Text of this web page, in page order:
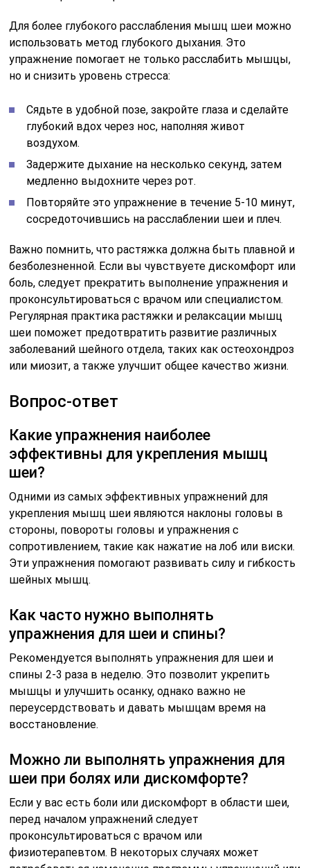
Для более глубокого расслабления мышц шеи можно
использовать метод глубокого дыхания. Это
упражнение помогает не только расслабить мышцы,
но и снизить уровень стресса:
Сядьте в удобной позе, закройте глаза и сделайте
глубокий вдох через нос, наполняя живот
воздухом.
Задержите дыхание на несколько секунд, затем
медленно выдохните через рот.
Повторяйте это упражнение в течение 5-10 минут,
сосредоточившись на расслаблении шеи и плеч.
Важно помнить, что растяжка должна быть плавной и
безболезненной. Если вы чувствуете дискомфорт или
боль, следует прекратить выполнение упражнения и
проконсультироваться с врачом или специалистом.
Регулярная практика растяжки и релаксации мышц
шеи поможет предотвратить развитие различных
заболеваний шейного отдела, таких как остеохондроз
или миозит, а также улучшит общее качество жизни.
Вопрос-ответ
Какие упражнения наиболее
эффективны для укрепления мышц
шеи?
Одними из самых эффективных упражнений для
укрепления мышц шеи являются наклоны головы в
стороны, повороты головы и упражнения с
сопротивлением, такие как нажатие на лоб или виски.
Эти упражнения помогают развивать силу и гибкость
шейных мышц.
Как часто нужно выполнять
упражнения для шеи и спины?
Рекомендуется выполнять упражнения для шеи и
спины 2-3 раза в неделю. Это позволит укрепить
мышцы и улучшить осанку, однако важно не
переусердствовать и давать мышцам время на
восстановление.
Можно ли выполнять упражнения для
шеи при болях или дискомфорте?
Если у вас есть боли или дискомфорт в области шеи,
перед началом упражнений следует
проконсультироваться с врачом или
физиотерапевтом. В некоторых случаях может